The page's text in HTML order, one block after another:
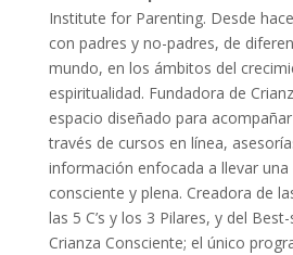
Institute for Parenting. Desde
con padres y no-padres, de
mundo, en los ámbitos del
espiritualidad. Fundadora de
espacio diseñado para
través de cursos en línea,
información enfocada a llevar una
consciente y plena. Creadora de
las 5 C’s y los 3 Pilares, y del
Crianza Consciente; el único